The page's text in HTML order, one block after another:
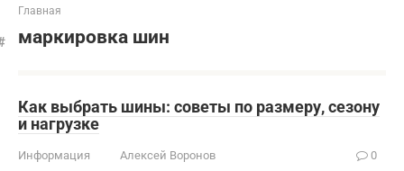
Главная
маркировка шин
Как выбрать шины: советы по размеру, сезону
и нагрузке
Информация Алексей Воронов 0